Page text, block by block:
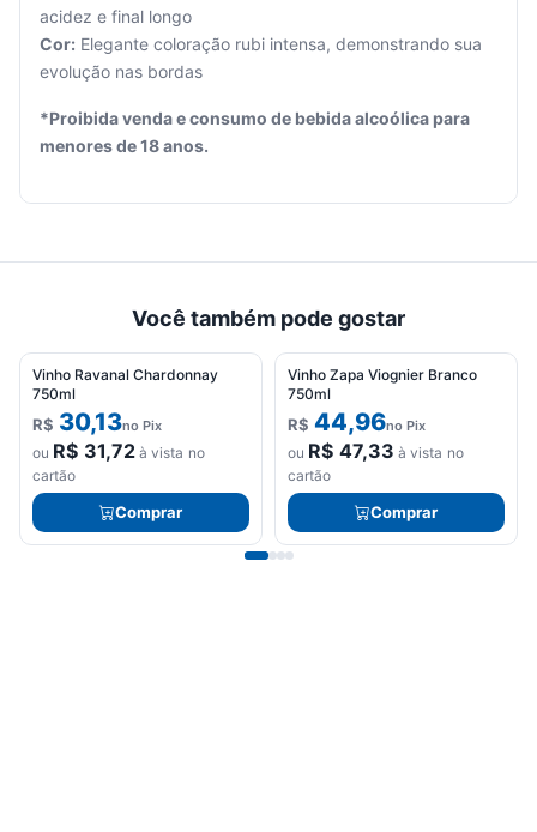
Adicione
produtos
para
acidez e final longo
Cor: Elegante coloração rubi intensa, demonstrando sua
evolução nas bordas
*Proibida venda e consumo de bebida alcoólica para
menores de 18 anos.
Você também pode gostar
Vinho Ravanal Chardonnay
750ml
R$ 30,13no Pix
ou R$ 31,72à vista no
cartão
Comprar
Vinho Zapa Viognier Branco
750ml
R$ 44,96no Pix
ou R$ 47,33 à vista no
cartão
Comprar